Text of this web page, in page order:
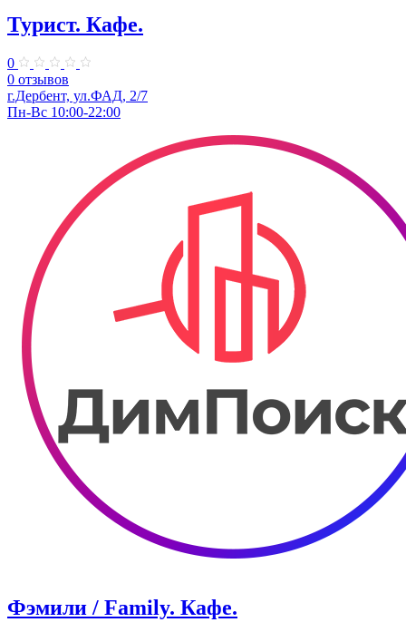
Турист. Кафе.
0
0 отзывов
г.Дербент, ул.ФАД, 2/7
Пн-Вс 10:00-22:00
Фэмили / Family. Кафе.